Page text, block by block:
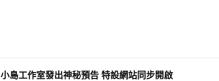
小島工作室發出神秘預告 特設網站同步開啟